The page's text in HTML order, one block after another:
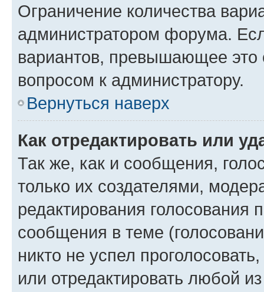
Ограничение количества
администратором форума.
вариантов, превышающее это
вопросом к администратору.
Вернуться наверх
Как отредактировать или
Так же, как и сообщения,
только их создателями,
редактирования голосования
сообщения в теме
никто не успел
или отредактировать любой